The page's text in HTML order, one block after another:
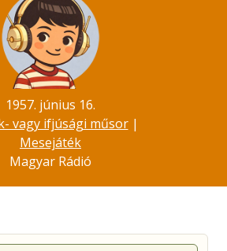
1957. június 16.
vagy ifjúsági műsor|
Mesejáték
Magyar Rádió